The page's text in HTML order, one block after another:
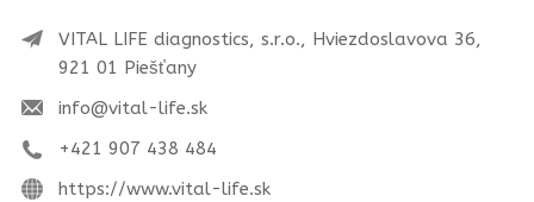
VITAL LIFE diagnostics, s.r.o., Hviezdoslavova 36,
921 01 Piešťany
info@vital-life.sk
+421 907 438 484
https://www.vital-life.sk